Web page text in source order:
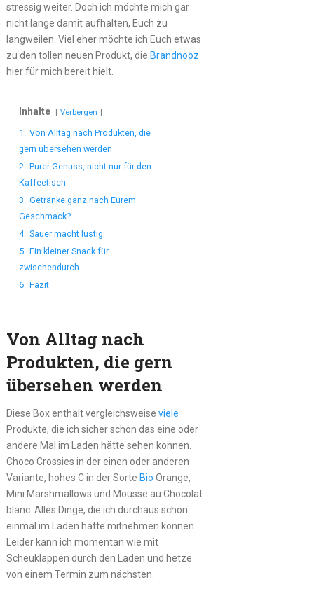
stressig weiter. Doch ich möchte mich gar
nicht lange damit aufhalten, Euch zu
langweilen. Viel eher möchte ich Euch etwas
zu den tollen neuen Produkt, die Brandnooz
hier für mich bereit hielt.
Inhalte Verbergen
1.
Von Alltag nach Produkten, die
gern übersehen werden
2. Purer Genuss, nicht nur für den
Kaffeetisch
3. Getränke ganz nach Eurem
Geschmack?
4. Sauer macht lustig
5. Ein kleiner Snack für
zwischendurch
6. Fazit
Von Alltag nach
Produkten, die gern
übersehen werden
Diese Box enthält vergleichsweise viele
Produkte, die ich sicher schon das eine oder
andere Mal im Laden hätte sehen können.
Choco Crossies in der einen oder anderen
Variante, hohes C in der Sorte Bio Orange,
Mini Marshmallows und Mousse au Chocolat
blanc. Alles Dinge, die ich durchaus schon
einmal im Laden hätte mitnehmen können.
Leider kann ich momentan wie mit
Scheuklappen durch den Laden und hetze
von einem Termin zum nächsten.